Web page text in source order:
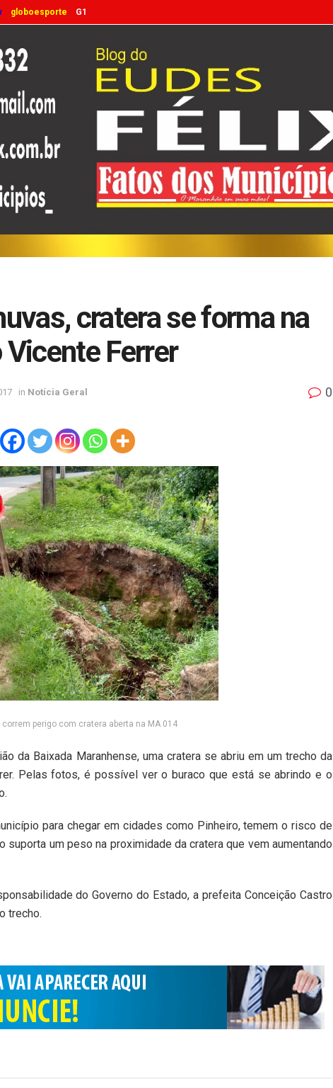
globoesporte G1
cratera se forma na
Ferrer
in Notícia Geral 0
perigo com cratera aberta na MA 014
da Baixada Maranhense, uma cratera se abriu em um trecho da
Pelas fotos, é possível ver o buraco que está se abrindo e o
para chegar em cidades como Pinheiro, temem o risco de
suporta um peso na proximidade da cratera que vem aumentando
do Governo do Estado, a prefeita Conceição Castro
trecho.